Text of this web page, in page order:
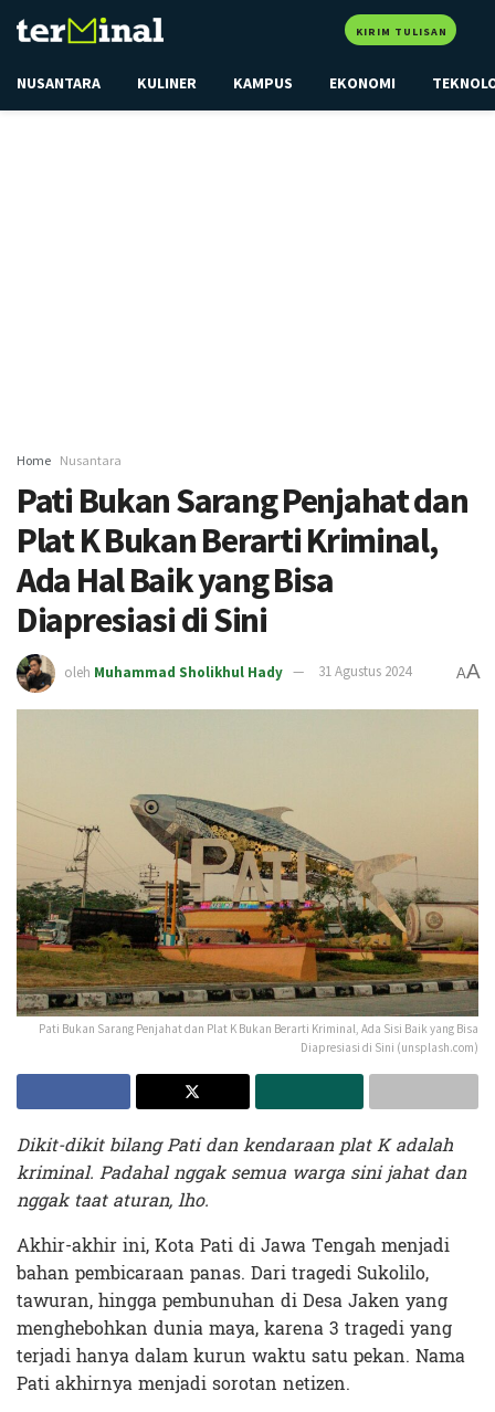
KIRIM TULISAN
NUSANTARA KULINER KAMPUS EKONOMI
Home Nusantara
Pati Bukan Sarang Penjahat dan
Plat K Bukan Berarti Kriminal,
Ada Hal Baik yang Bisa
Diapresiasi di Sini
oleh Muhammad Sholikhul Hady 31 Agustus 2024 AA
Pati Bukan Sarang Penjahat dan Plat K Bukan Berarti Kriminal, Ada Sisi Baik yang Bisa
Diapresiasi di Sini (unsplash.com)
Dikit-dikit bilang Pati dan kendaraan plat K adalah
kriminal. Padahal nggak semua warga sini jahat dan
nggak taat aturan, lho.
Akhir-akhir ini, Kota Pati di Jawa Tengah menjadi
bahan pembicaraan panas. Dari tragedi Sukolilo,
tawuran, hingga pembunuhan di Desa Jaken yang
menghebohkan dunia maya, karena 3 tragedi yang
terjadi hanya dalam kurun waktu satu pekan. Nama
Pati akhirnya menjadi sorotan netizen.